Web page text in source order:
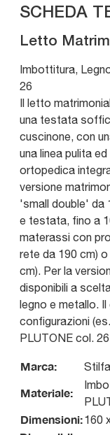
SCHEDA
Letto
Imbottitura,
26
Il letto
una testata
cuscinone, con
una linea pulita
ortopedica
versione
'small double' da
e testata, fino a
materassi con
rete da 190 cm)
cm). Per la
disponibili a
legno e metallo.
configurazioni
PLUTONE col.
Marca:
Materiale:
Dimensioni:160